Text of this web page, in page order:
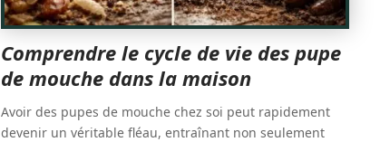
Comprendre le cycle de vie des pupe
de mouche dans la maison
Avoir des pupes de mouche chez soi peut rapidement
devenir un véritable fléau, entraînant non seulement